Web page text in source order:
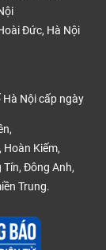
Đức, Hà Nội
Nội cấp ngày
Kiếm,
Tín, Đông Anh,
Trung.